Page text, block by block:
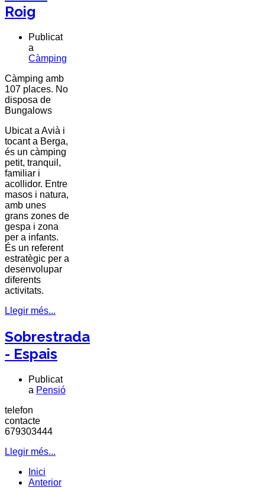
Roig
Publicat
a
Càmping
Càmping amb
107 places. No
disposa de
Bungalows
Ubicat a Avià i
tocant a Berga,
és un càmping
petit, tranquil,
familiar i
acollidor. Entre
masos i natura,
amb unes
grans zones de
gespa i zona
per a infants.
És un referent
estratègic per a
desenvolupar
diferents
activitats.
Llegir més...
Sobrestrada
- Espais
Publicat
a Pensió
telefon
contacte
679303444
Llegir més...
Inici
Anterior